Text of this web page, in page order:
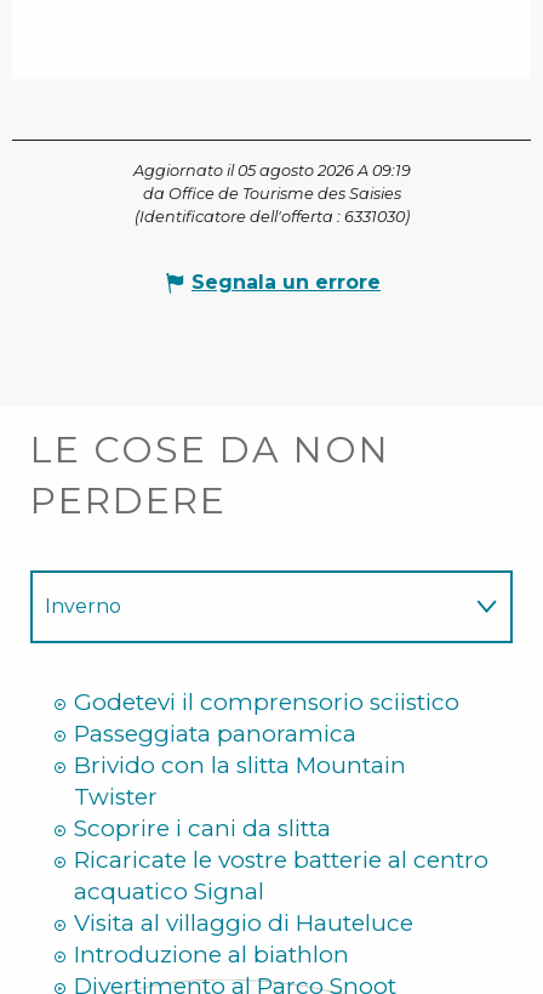
Aggiornato il 05 agosto 2026 A 09:19
da Office de Tourisme des Saisies
(Identificatore dell'offerta : 6331030)
Segnala un errore
LE COSE DA NON
PERDERE
Inverno
Godetevi il comprensorio sciistico
Passeggiata panoramica
Brivido con la slitta Mountain
Twister
Scoprire i cani da slitta
Ricaricate le vostre batterie al centro
acquatico Signal
Visita al villaggio di Hauteluce
Introduzione al biathlon
Divertimento al Parco Snoot